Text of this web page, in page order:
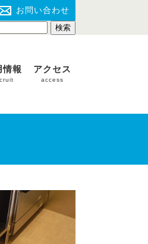
お問い合わせ
情報 アクセス
access